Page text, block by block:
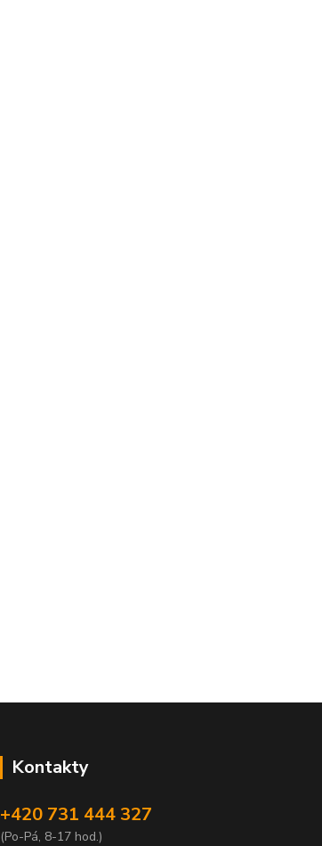
Kontakty
+420 731 444 327
(Po-Pá, 8-17 hod.)